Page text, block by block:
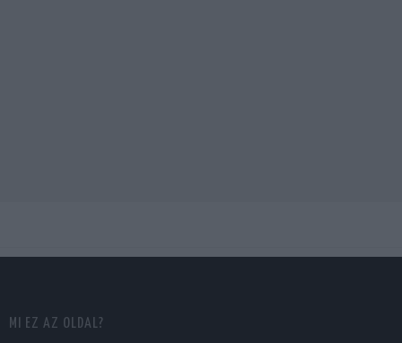
MI EZ AZ OLDAL?